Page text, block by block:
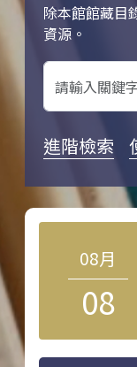
除本館館藏目
資源。
關鍵字搜尋
進階檢索
08月
08